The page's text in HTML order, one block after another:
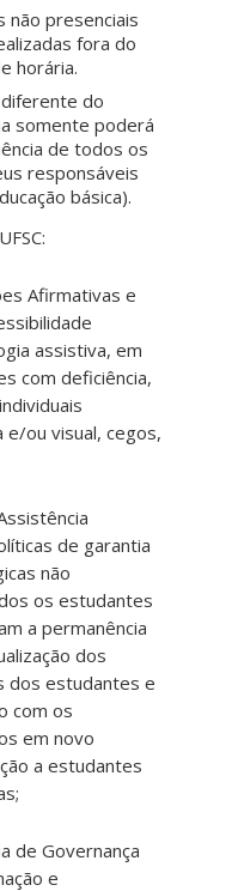
não presenciais
fora do
horária.
diferente do
somente poderá
de todos os
responsáveis
básica).
Afirmativas e
assistiva, em
com deficiência,
e/ou visual, cegos,
de garantia
não
os estudantes
a permanência
dos
dos estudantes e
com os
em novo
a estudantes
de Governança
e